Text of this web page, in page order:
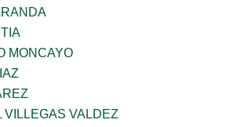
MONCAYO
VILLEGAS VALDEZ